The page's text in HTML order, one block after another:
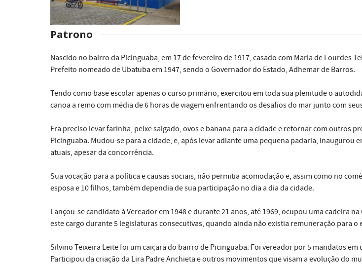
Patrono
Nascido no bairro da Picinguaba, em 17 de fevereiro de 1917, casado com Maria de Lourdes
Prefeito nomeado de Ubatuba em 1947, sendo o Governador do Estado, Adhemar de Barros.
Tendo como base escolar apenas o curso primário, exercitou em toda sua plenitude o
canoa a remo com média de 6 horas de viagem enfrentando os desafios do mar junto com
Era preciso levar farinha, peixe salgado, ovos e banana para a cidade e retornar com outros
Picinguaba. Mudou-se para a cidade, e, após levar adiante uma pequena padaria, inaugurou
atuais, apesar da concorrência.
Sua vocação para a política e causas sociais, não permitia acomodação e, assim como no
esposa e 10 filhos, também dependia de sua participação no dia a dia da cidade.
Lançou-se candidato à Vereador em 1948 e durante 21 anos, até 1969, ocupou uma cadeira
este cargo durante 5 legislaturas consecutivas, quando ainda não existia remuneração para o
Silvino Teixeira Leite foi um caiçara do bairro de Picinguaba. Foi vereador por 5 mandatos
Participou da criação da Lira Padre Anchieta e outros movimentos que visam a evolução do